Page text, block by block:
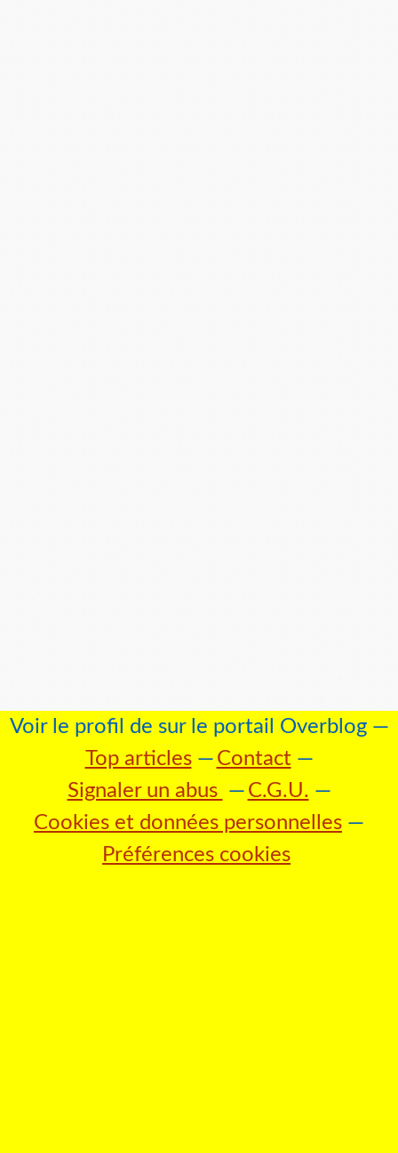
Voir le profil de sur le portail Overblog
Top articles
Contact
Signaler un abus
C.G.U.
Cookies et données personnelles
Préférences cookies